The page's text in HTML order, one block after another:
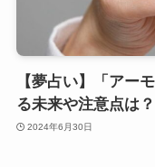
【夢占い】「アー
る未来や注意点は？
2024年6月30日